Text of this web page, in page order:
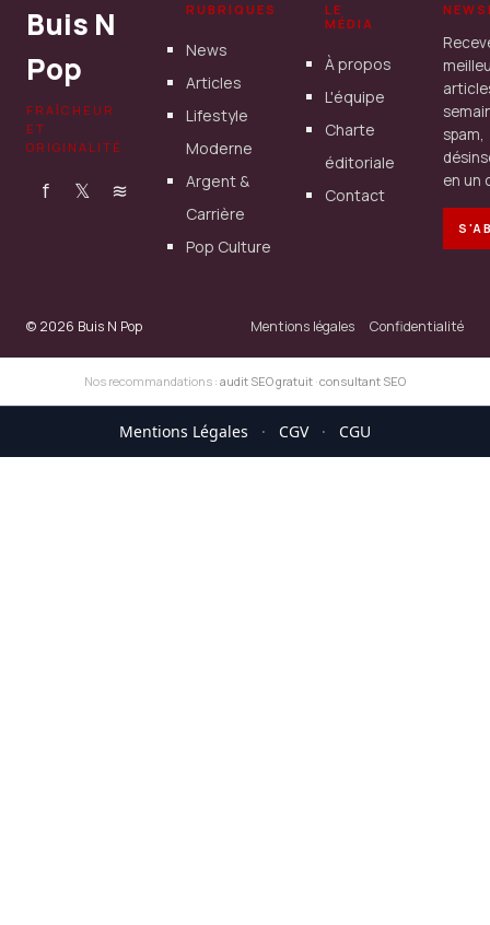
Buis N
Pop
FRAÎCHEUR
ET
ORIGINALITÉ
f 𝕏 ≋
RUBRIQUES
News
Articles
Lifestyle
Moderne
Argent &
Carrière
Pop Culture
LE
MÉDIA
À propos
L'équipe
Charte
éditoriale
Contact
spam,
en un
© 2026 Buis N Pop Mentions légales Confidentialité
Nos recommandations : audit SEO gratuit ·consultant SEO
Mentions Légales · CGV · CGU